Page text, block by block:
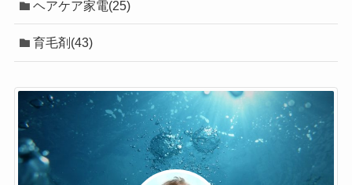
ヘアケア家電(25)
育毛剤(43)